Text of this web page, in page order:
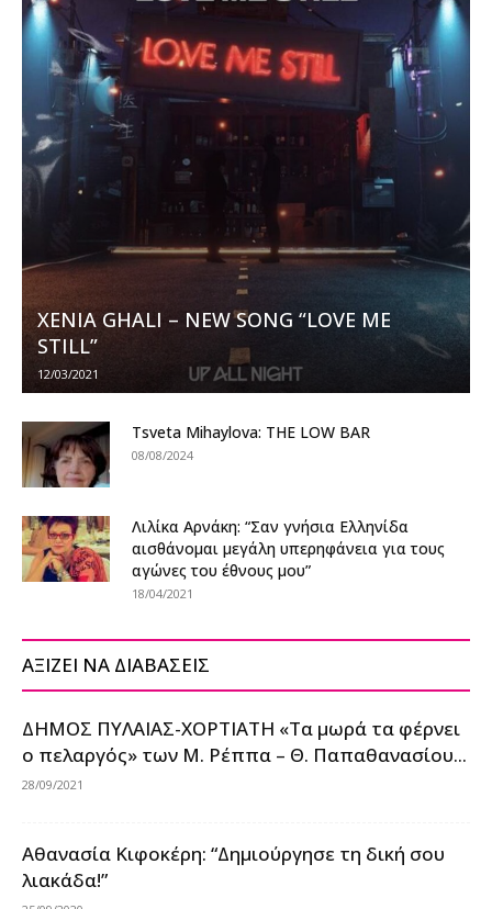
XENIA GHALI – NEW SONG “LOVE ME
STILL”
12/03/2021
Tsveta Mihaylova: THE LOW BAR
08/08/2024
Λιλίκα Αρνάκη: “Σαν γνήσια Ελληνίδα
αισθάνομαι μεγάλη υπερηφάνεια για τους
αγώνες του έθνους μου”
18/04/2021
ΑΞΙΖΕΙ ΝΑ ΔΙΑΒΑΣΕΙΣ
ΔΗΜΟΣ ΠΥΛΑΙΑΣ-ΧΟΡΤΙΑΤΗ «Τα μωρά τα φέρνει
ο πελαργός» των Μ. Ρέππα – Θ. Παπαθανασίου...
28/09/2021
Αθανασία Κιφοκέρη: “Δημιούργησε τη δική σου
λιακάδα!”